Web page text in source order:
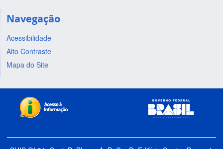
Navegação
Acessibilidade
Alto Contraste
Mapa do Site